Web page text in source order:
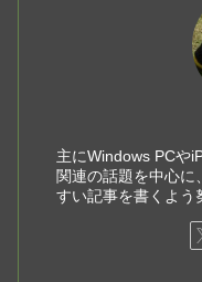
主にWindows PCや
関連の話題を中心に
すい記事を書くよう